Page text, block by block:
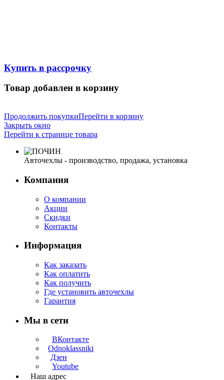
Купить в рассрочку
Товар добавлен в корзину
Продолжить покупкиПерейти в корзину
Закрыть окно
Перейти к странице товара
Авточехлы - производство, продажа, установка
Компания
О компании
Акции
Скидки
Контакты
Информация
Как заказать
Как оплатить
Как получить
Где установить авточехлы
Гарантия
Мы в сети
ВКонтакте
Odnoklassniki
Дзен
Youtube
Наш адрес